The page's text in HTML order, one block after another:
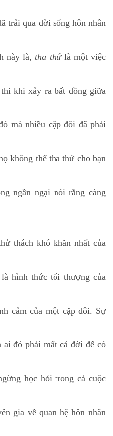
trải qua đời sống hôn nhân
này là, tha thứlà một việc
khi xảy ra bất đồng giữa
mà nhiều cặp đôi đã phải
không thể tha thứ cho bạn
ngần ngại nói rằng càng
thách khó khăn nhất của
hình thức tối thượng của
cảm của một cặp đôi. Sự
ai đó phải mất cả đời để có
học hỏi trong cả cuộc
gia về quan hệ hôn nhân